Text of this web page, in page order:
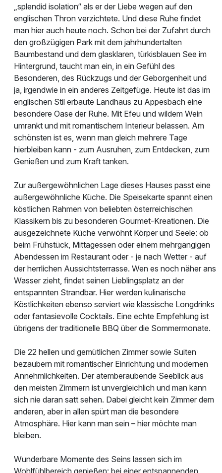
„splendid isolation“ als er der Liebe wegen auf den
englischen Thron verzichtete. Und diese Ruhe findet
man hier auch heute noch. Schon bei der Zufahrt durch
den großzügigen Park mit dem jahrhundertalten
Baumbestand und dem glasklaren, türkisblauen See im
Hintergrund, taucht man ein, in ein Gefühl des
Besonderen, des Rückzugs und der Geborgenheit und
ja, irgendwie in ein anderes Zeitgefüge. Heute ist das im
englischen Stil erbaute Landhaus zu Appesbach eine
besondere Oase der Ruhe. Mit Efeu und wildem Wein
umrankt und mit romantischem Interieur belassen. Am
schönsten ist es, wenn man gleich mehrere Tage
hierbleiben kann - zum Ausruhen, zum Entdecken, zum
Genießen und zum Kraft tanken.
Zur außergewöhnlichen Lage dieses Hauses passt eine
außergewöhnliche Küche. Die Speisekarte spannt einen
köstlichen Rahmen von beliebten österreichischen
Klassikern bis zu besonderen Gourmet-Kreationen. Die
ausgezeichnete Küche verwöhnt Körper und Seele: ob
beim Frühstück, Mittagessen oder einem mehrgängigen
Abendessen im Restaurant oder - je nach Wetter - auf
der herrlichen Aussichtsterrasse. Wen es noch näher ans
Wasser zieht, findet seinen Lieblingsplatz an der
entspannten Strandbar. Hier werden kulinarische
Köstlichkeiten ebenso serviert wie klassische Longdrinks
oder fantasievolle Cocktails. Eine echte Empfehlung ist
übrigens der traditionelle BBQ über die Sommermonate.
Die 22 hellen und gemütlichen Zimmer sowie Suiten
bezaubern mit romantischer Einrichtung und modernen
Annehmlichkeiten. Der atemberaubende Seeblick aus
den meisten Zimmern ist unvergleichlich und man kann
sich nie daran satt sehen. Dabei gleicht kein Zimmer dem
anderen, aber in allen spürt man die besondere
Atmosphäre. Hier kann man sein – hier möchte man
bleiben.
Wunderbare Momente des Seins lassen sich im
Wohlfühlbereich genießen: bei einer entspannenden